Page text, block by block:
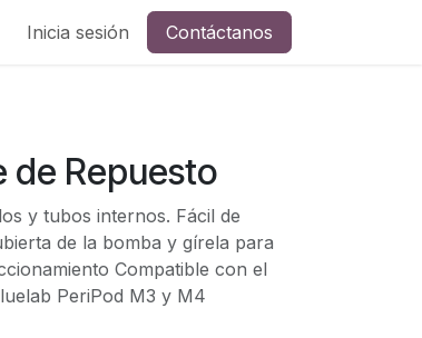
Inicia sesión Contáctanos
de Repuesto
y tubos internos. Fácil de
de la bomba y gírela para
Compatible con el
PeriPod M3 y M4